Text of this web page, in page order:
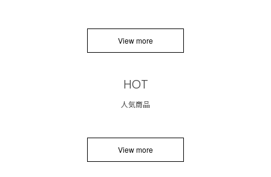
View more
HOT
人気商品
View more